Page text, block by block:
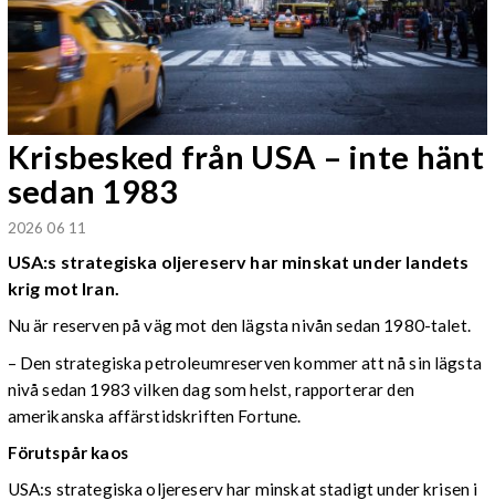
Krisbesked från USA – inte hänt
sedan 1983
2026 06 11
USA:s strategiska oljereserv har minskat under landets
krig mot Iran.
Nu är reserven på väg mot den lägsta nivån sedan 1980-talet.
– Den strategiska petroleumreserven kommer att nå sin lägsta
nivå sedan 1983 vilken dag som helst, rapporterar den
amerikanska affärstidskriften Fortune.
Förutspår kaos
USA:s strategiska oljereserv har minskat stadigt under krisen i